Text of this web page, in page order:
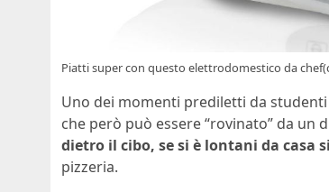
Piatti super con questo elettrodomestico da
Uno dei momenti prediletti da
che però può essere “rovinato” da
dietro il cibo, se si è lontani da casa
pizzeria.